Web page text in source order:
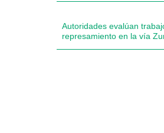
Autoridades evalúan
represamiento en la vía